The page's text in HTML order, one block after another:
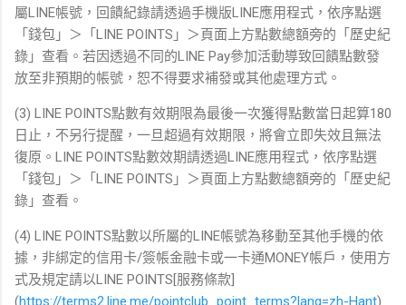
屬LINE帳號，回饋紀錄請透過手機版LINE應用程式，依序點選
「錢包」＞「LINE POINTS」＞頁面上方點數總額旁的「歷史紀
錄」查看。若因透過不同的LINE Pay參加活動導致回饋點數發
放至非預期的帳號，恕不得要求補發或其他處理方式。
(3) LINE POINTS點數有效期限為最後一次獲得點數當日起算180
日止，不另行提醒，一旦超過有效期限，將會立即失效且無法
復原。LINE POINTS點數效期請透過LINE應用程式，依序點選
「錢包」＞「LINE POINTS」＞頁面上方點數總額旁的「歷史紀
錄」查看。
(4) LINE POINTS點數以所屬的LINE帳號為移動至其他手機的依
據，非綁定的信用卡/簽帳金融卡或一卡通MONEY帳戶，使用方
式及規定請以LINE POINTS[服務條款]
(https://terms2.line.me/pointclub_point_terms?lang=zh-Hant)